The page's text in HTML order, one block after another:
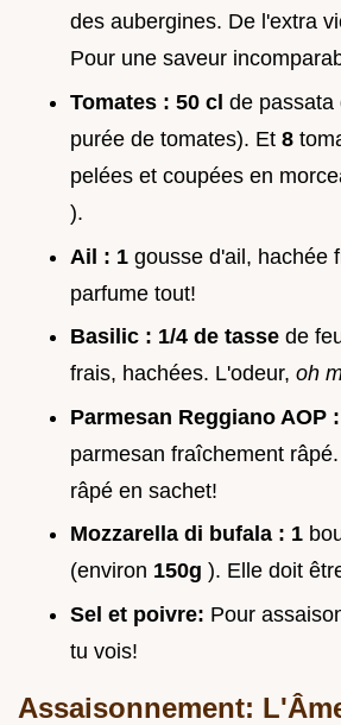
des aubergines. De l'extra
Pour une saveur
Tomates : 50 cl de passata
purée de tomates). Et 8
pelées et coupées en
).
Ail : 1 gousse d'ail, hachée
parfume tout!
Basilic : 1/4 de tasse de
frais, hachées. L'odeur, oh
Parmesan Reggiano AOP :
parmesan fraîchement
râpé en sachet!
Mozzarella di bufala : 1
(environ 150g ). Elle doit
Sel et poivre: Pour
tu vois!
Assaisonnement: